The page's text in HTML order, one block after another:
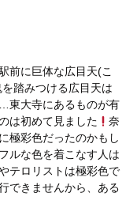
前に巨体な広目天(こ
踏みつける広目天は
東大寺にあるものが有
は初めて見ました
奈
極彩色だったのかもし
ルな色を着こなす人は
テロリストは極彩色で
できませんから、ある